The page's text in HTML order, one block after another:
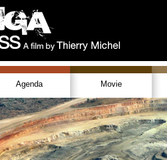
Agenda Movie